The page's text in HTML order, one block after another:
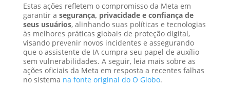
Estas ações refletem o compromisso da Meta em
garantir a segurança, privacidade e confiança de
seus usuários, alinhando suas políticas e tecnologias
às melhores práticas globais de proteção digital,
visando prevenir novos incidentes e assegurando
que o assistente de IA cumpra seu papel de auxílio
sem vulnerabilidades. A seguir, leia mais sobre as
ações oficiais da Meta em resposta a recentes falhas
no sistema na fonte original do O Globo.